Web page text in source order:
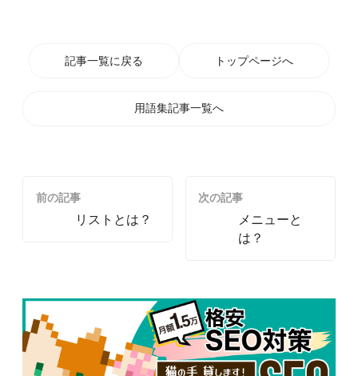
記事一覧に戻る トップページへ
用語集記事一覧へ
前の記事
リストとは？
次の記事
メニューと
は？